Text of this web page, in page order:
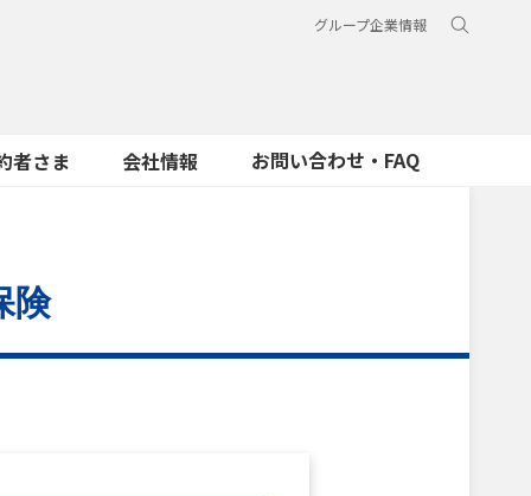
グループ企業情報
者さま 会社情報 お問い合わせ・FAQ
険